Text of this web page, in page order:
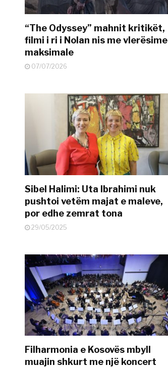
“The Odyssey” mahnit kritikët,
filmi i ri i Nolan nis me vlerësime
maksimale
07/07/2026
Sibel Halimi: Uta Ibrahimi nuk
pushtoi vetëm majat e maleve,
por edhe zemrat tona
29/05/2025
Filharmonia e Kosovës mbyll
muajin shkurt me një koncert